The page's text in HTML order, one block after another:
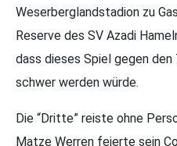
Weserberglandstadion zu
Reserve des SV Azadi
dass dieses Spiel gegen
schwer werden würde.
Die “Dritte” reiste ohne
Matze Werren feierte sein